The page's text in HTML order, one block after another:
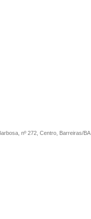
nº 272, Centro, Barreiras/